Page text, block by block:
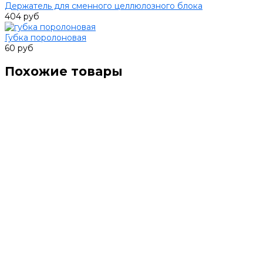
Держатель для сменного целлюлозного блока
404 руб
Губка поролоновая
60 руб
Похожие товары